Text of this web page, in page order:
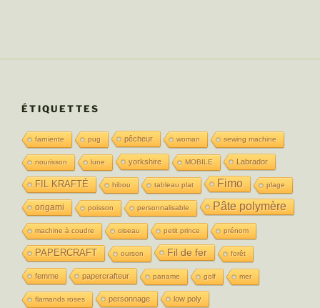
ÉTIQUETTES
farniente pug pêcheur woman sewing machine
nourisson lune yorkshire MOBILE Labrador
FIL KRAFTÉ hibou tableau plat Fimo plage
origami poisson personnalisable Pâte polymère
machine à coudre oiseau petit prince prénom
PAPERCRAFT ourson Fil de fer forêt
femme papercrafteur paname golf mer
flamands roses personnage low poly